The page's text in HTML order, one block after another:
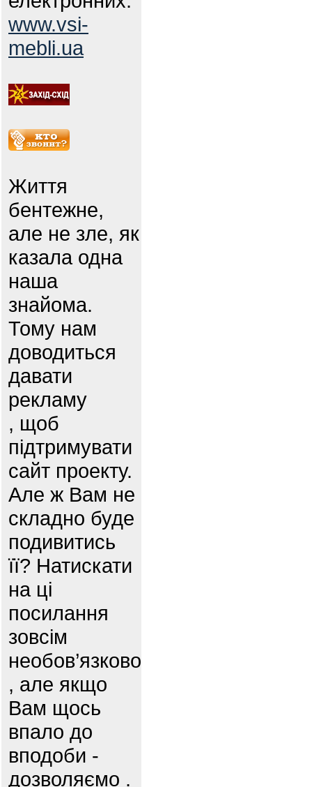
www.vsi-
mebli.ua
Життя
бентежне,
але не зле, як
казала одна
наша
знайома.
Тому нам
доводиться
давати
рекламу
, щоб
підтримувати
сайт проекту.
Але ж Вам не
складно буде
подивитись
її? Натискати
на ці
посилання
зовсім
необов’язково
, але якщо
Вам щось
впало до
вподоби -
дозволяємо .